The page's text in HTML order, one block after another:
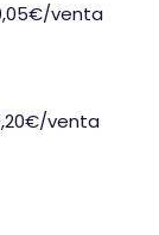
venta
venta